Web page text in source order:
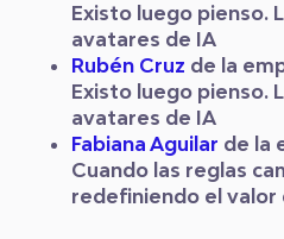
Existo luego pienso.
avatares de IA
Rubén Cruz de la
Existo luego pienso.
avatares de IA
Fabiana Aguilar de la
Cuando las reglas
redefiniendo el valor